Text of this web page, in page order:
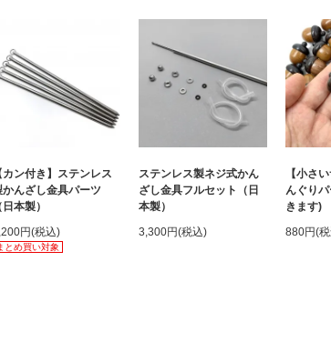
カン付き】ステンレス
かんざし金具パーツ
日本製）
円(税込)
とめ買い対象
ステンレス製ネジ式かん
ざし金具フルセット（日
本製）
3,300円(税込)
【小さ
んぐり
きます)
880円(